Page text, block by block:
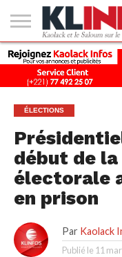
#2
(PAS
DE
TITRE)
KAOLACK
POLITIQUE
ECONOMIE
SOCIÉTÉ
CULTURE
PEOPLE
SPORT
SANTÉ
AFRIQUE
INTERNATIONAL
EMPLOI &
FORMATION
ÉLECTIONS
début de
électorale
en prison
Par Kaolack
Publié le 11